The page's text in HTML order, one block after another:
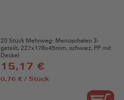
20 Stück Mehrweg- Menüschalen 3-
geteilt, 227x178x45mm, schwarz, PP mit
Deckel
15,17 €
0,76 € / Stück